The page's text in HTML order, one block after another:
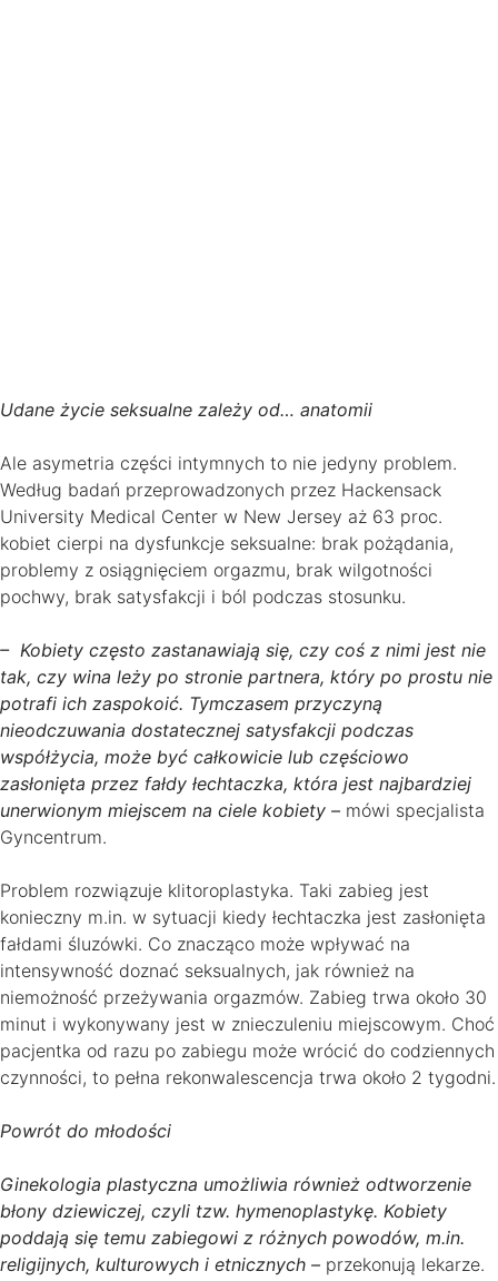
Udane życie seksualne zależy od… anatomii
Ale asymetria części intymnych to nie jedyny problem.
Według badań przeprowadzonych przez Hackensack
University Medical Center w New Jersey aż 63 proc.
kobiet cierpi na dysfunkcje seksualne: brak pożądania,
problemy z osiągnięciem orgazmu, brak wilgotności
pochwy, brak satysfakcji i ból podczas stosunku.
– Kobiety często zastanawiają się, czy coś z nimi jest nie
tak, czy wina leży po stronie partnera, który po prostu nie
potrafi ich zaspokoić. Tymczasem przyczyną
nieodczuwania dostatecznej satysfakcji podczas
współżycia, może być całkowicie lub częściowo
zasłonięta przez fałdy łechtaczka, która jest najbardziej
unerwionym miejscem na ciele kobiety – mówi specjalista
Gyncentrum.
Problem rozwiązuje klitoroplastyka. Taki zabieg jest
konieczny m.in. w sytuacji kiedy łechtaczka jest zasłonięta
fałdami śluzówki. Co znacząco może wpływać na
intensywność doznać seksualnych, jak również na
niemożność przeżywania orgazmów. Zabieg trwa około 30
minut i wykonywany jest w znieczuleniu miejscowym. Choć
pacjentka od razu po zabiegu może wrócić do codziennych
czynności, to pełna rekonwalescencja trwa około 2 tygodni.
Powrót do młodości
Ginekologia plastyczna umożliwia również odtworzenie
błony dziewiczej, czyli tzw. hymenoplastykę. Kobiety
poddają się temu zabiegowi z różnych powodów, m.in.
religijnych, kulturowych i etnicznych – przekonują lekarze.